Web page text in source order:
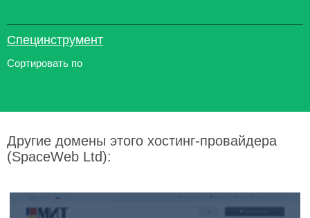
Специнструмент
Сортировать по
Другие домены этого хостинг-провайдера
(SpaceWeb Ltd):